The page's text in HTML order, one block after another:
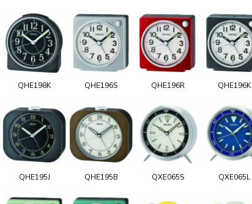
QHE198K QHE196S QHE196R QHE196K
QHE195J QHE195B QXE065S QXE065L